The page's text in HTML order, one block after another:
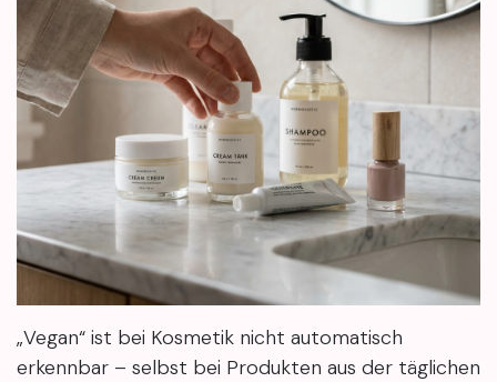
„Vegan“ ist bei Kosmetik nicht automatisch
erkennbar – selbst bei Produkten aus der täglichen